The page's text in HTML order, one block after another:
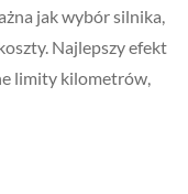
jak wybór silnika,
Najlepszy efekt
limity kilometrów,